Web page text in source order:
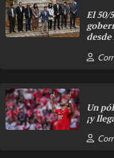
El 50/
desde
Un
¡y